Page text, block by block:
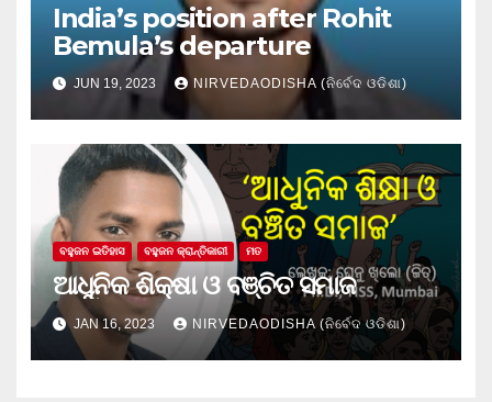
India’s position after Rohit
Bemula’s departure
JUN 19, 2023 NIRVEDAODISHA (ନିର୍ବେଦ ଓଡିଶା)
ବହୁଜନ ଇତିହାସ ବହୁଜନ କ୍ରାନ୍ତିକାରୀ ମତ
ଆଧୁନିକ ଶିକ୍ଷା ଓ ବଞ୍ଚିତ ସମାଜ
JAN 16, 2023 NIRVEDAODISHA (ନିର୍ବେଦ ଓଡିଶା)